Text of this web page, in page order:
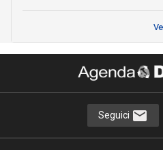
Seguici